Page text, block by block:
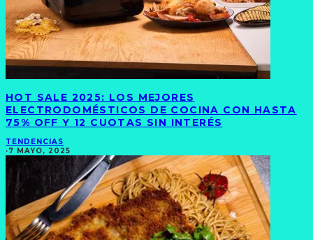
HOT SALE 2025: LOS MEJORES
ELECTRODOMÉSTICOS DE COCINA CON HASTA
75% OFF Y 12 CUOTAS SIN INTERÉS
TENDENCIAS
·7 MAYO, 2025